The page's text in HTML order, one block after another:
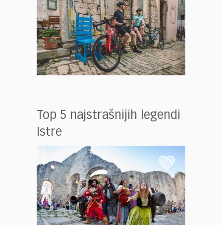
Top 5 najstrašnijih legendi
Istre